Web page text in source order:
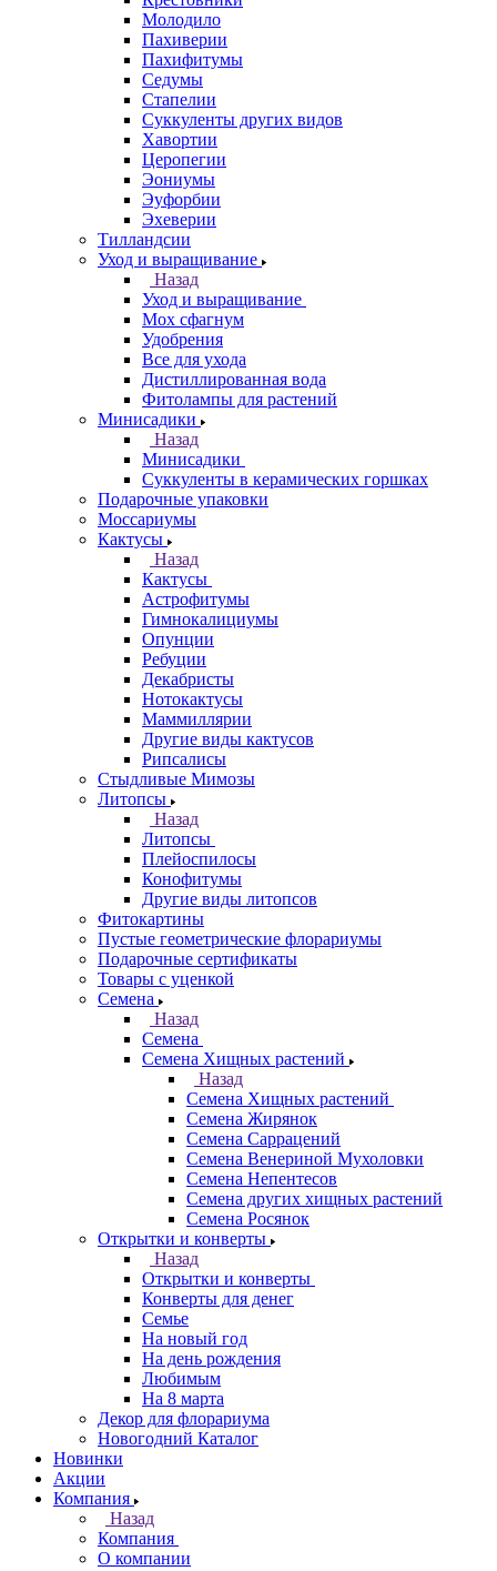
Молодило
Пахиверии
Пахифитумы
Седумы
Стапелии
Суккуленты других видов
Хавортии
Церопегии
Эониумы
Эуфорбии
Эхеверии
Тилландсии
Уход и выращивание
Назад
Уход и выращивание
Мох сфагнум
Удобрения
Все для ухода
Дистиллированная вода
Фитолампы для растений
Минисадики
Назад
Минисадики
Суккуленты в керамических горшках
Подарочные упаковки
Моссариумы
Кактусы
Назад
Кактусы
Астрофитумы
Гимнокалициумы
Опунции
Ребуции
Декабристы
Нотокактусы
Маммиллярии
Другие виды кактусов
Рипсалисы
Стыдливые Мимозы
Литопсы
Назад
Литопсы
Плейоспилосы
Конофитумы
Другие виды литопсов
Фитокартины
Пустые геометрические флорариумы
Подарочные сертификаты
Товары с уценкой
Семена
Назад
Семена
Семена Хищных растений
Назад
Семена Хищных растений
Семена Жирянок
Семена Саррацений
Семена Венериной Мухоловки
Семена Непентесов
Семена других хищных растений
Семена Росянок
Открытки и конверты
Назад
Открытки и конверты
Конверты для денег
Семье
На новый год
На день рождения
Любимым
На 8 марта
Декор для флорариума
Новогодний Каталог
Новинки
Акции
Компания
Назад
Компания
О компании